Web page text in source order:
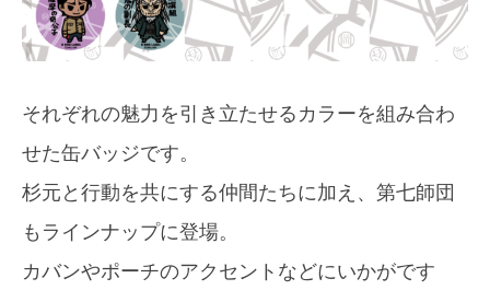
それぞれの魅力を引き立たせるカラーを組み合わ
せた缶バッジです。
杉元と行動を共にする仲間たちに加え、第七師団
もラインナップに登場。
カバンやポーチのアクセントなどにいかがです